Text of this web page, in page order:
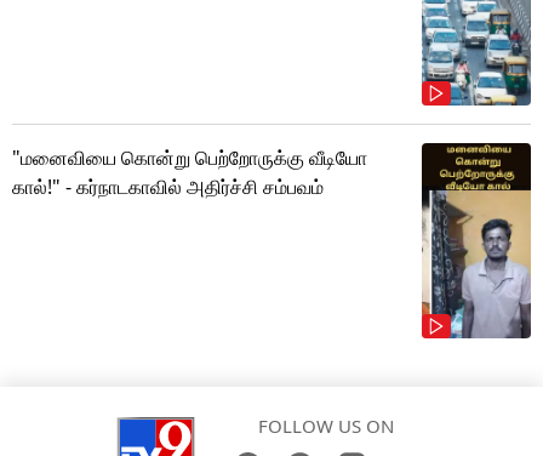
"மனைவியை கொன்று பெற்றோருக்கு வீடியோ
கால்!" - கர்நாடகாவில் அதிர்ச்சி சம்பவம்
FOLLOW US ON